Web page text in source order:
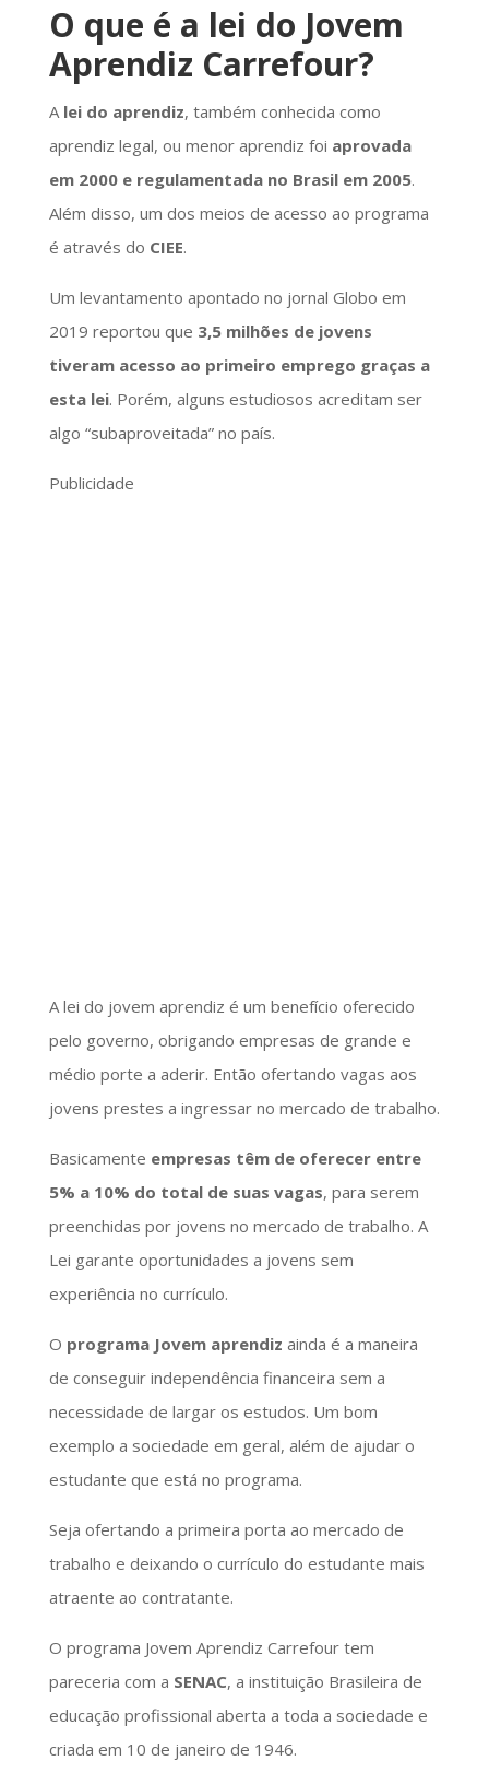
O que é a lei do Jovem
Aprendiz Carrefour?
A lei do aprendiz, também conhecida como
aprendiz legal, ou menor aprendiz foi aprovada
em 2000 e regulamentada no Brasil em 2005.
Além disso, um dos meios de acesso ao programa
é através do CIEE.
Um levantamento apontado no jornal Globo em
2019 reportou que 3,5 milhões de jovens
tiveram acesso ao primeiro emprego graças a
esta lei. Porém, alguns estudiosos acreditam ser
algo “subaproveitada” no país.
Publicidade
A lei do jovem aprendiz é um benefício oferecido
pelo governo, obrigando empresas de grande e
médio porte a aderir. Então ofertando vagas aos
jovens prestes a ingressar no mercado de trabalho.
Basicamente empresas têm de oferecer entre
5% a 10% do total de suas vagas, para serem
preenchidas por jovens no mercado de trabalho. A
Lei garante oportunidades a jovens sem
experiência no currículo.
O programa Jovem aprendiz ainda é a maneira
de conseguir independência financeira sem a
necessidade de largar os estudos. Um bom
exemplo a sociedade em geral, além de ajudar o
estudante que está no programa.
Seja ofertando a primeira porta ao mercado de
trabalho e deixando o currículo do estudante mais
atraente ao contratante.
O programa Jovem Aprendiz Carrefour tem
pareceria com a SENAC, a instituição Brasileira de
educação profissional aberta a toda a sociedade e
criada em 10 de janeiro de 1946.